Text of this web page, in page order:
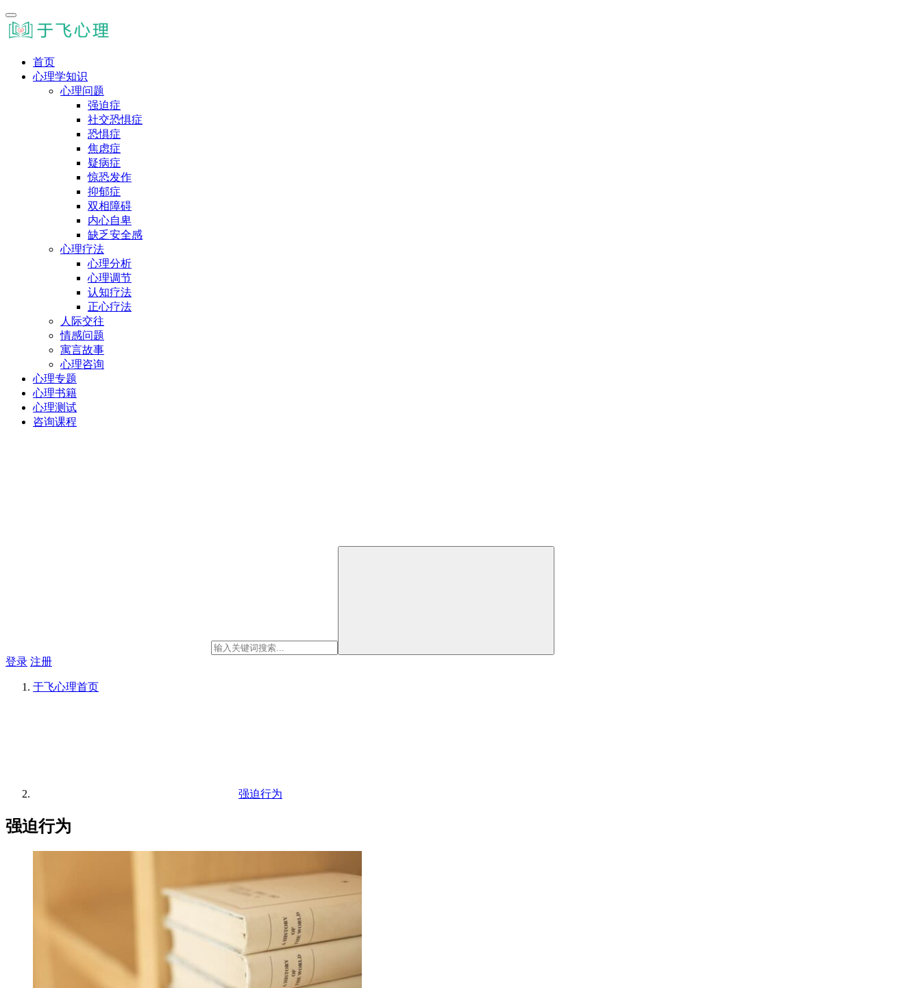
首页
心理学知识
心理问题
强迫症
社交恐惧症
恐惧症
焦虑症
疑病症
惊恐发作
抑郁症
双相障碍
内心自卑
缺乏安全感
心理疗法
心理分析
心理调节
认知疗法
正心疗法
人际交往
情感问题
寓言故事
心理咨询
心理专题
心理书籍
心理测试
咨询课程
登录 注册
于飞心理首页
强迫行为
强迫行为